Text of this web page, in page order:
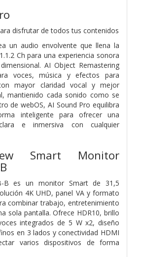
disfrutar de todos tus contenidos
un audio envolvente que llena la
Ch para una experiencia sonora
AI Object Remastering
voces, música y efectos para
mayor claridad vocal y mejor
mantienido cada sonido como se
de webOS, AI Sound Pro equilibra
inteligente para ofrecer una
e inmersiva con cualquier
Smart Monitor
B es un monitor Smart de 31,5
4K UHD, panel VA y formato
combinar trabajo, entretenimiento
sola pantalla. Ofrece HDR10, brillo
integrados de 5 W x2, diseño
en 3 lados y conectividad HDMI
varios dispositivos de forma